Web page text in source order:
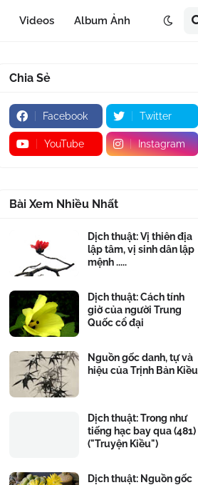
Videos Album Ảnh
Chia Sẻ
Facebook Twitter
YouTube Instagram
Bài Xem Nhiều Nhất
Dịch thuật: Vị thiên địa
lập tâm, vị sinh dân lập
mệnh .....
Dịch thuật: Cách tính
giờ của người Trung
Quốc cổ đại
Nguồn gốc danh, tự và
hiệu của Trịnh Bản Kiều
Dịch thuật: Trong như
tiếng hạc bay qua (481)
("Truyện Kiều")
Dịch thuật: Nguồn gốc